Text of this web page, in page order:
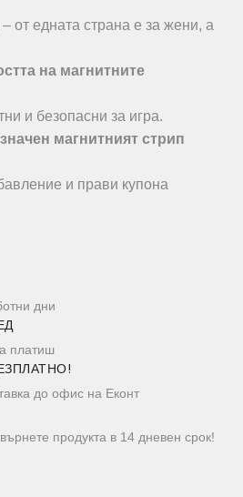
от едната страна е за жени, а
на магнитните
и безопасни за игра.
магнитният стрип
и прави купона
дни
платиш
до офис на Еконт
продукта в 14 дневен срок!